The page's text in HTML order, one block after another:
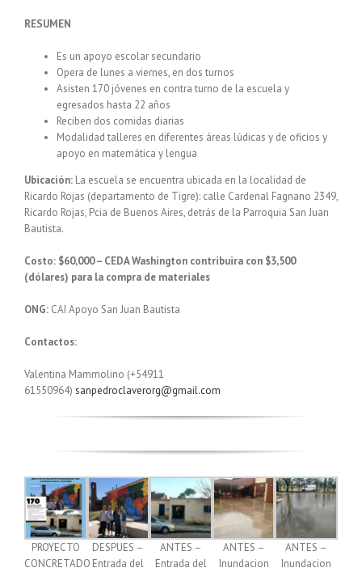
RESUMEN
Es un apoyo escolar secundario
Opera de lunes a viernes, en dos turnos
Asisten 170 jóvenes en contra turno de la escuela y
egresados hasta 22 años
Reciben dos comidas diarias
Modalidad talleres en diferentes áreas lúdicas y de oficios y
apoyo en matemática y lengua
Ubicación: La escuela se encuentra ubicada en la localidad de
Ricardo Rojas (departamento de Tigre): calle Cardenal Fagnano 2349,
Ricardo Rojas, Pcia de Buenos Aires, detrás de la Parroquia San Juan
Bautista.
Costo: $60,000– CEDA Washington contribuira con $3,500
(dólares) para la compra de materiales
ONG: CAI Apoyo San Juan Bautista
Contactos:
Valentina Mammolino (+54911
61550964) sanpedroclaverorg@gmail.com
PROYECTO
CONCRETADO
DESPUES –
Entrada del
ANTES –
Entrada del
ANTES –
Inundacion
ANTES –
Inundacion